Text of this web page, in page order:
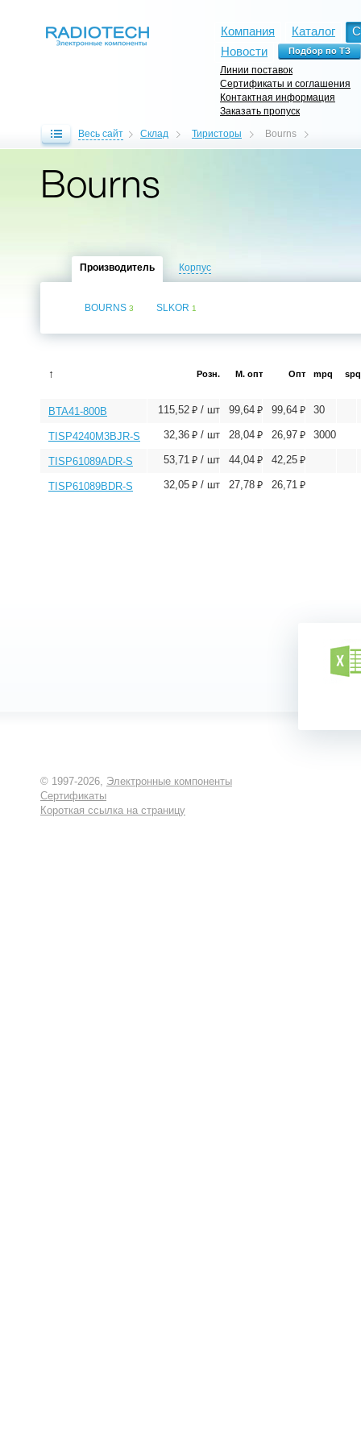
Компания Каталог
Новости
Линии поставок
Сертификаты и соглашения
Контактная информация
Заказать пропуск
Весь сайт Склад Тиристоры Bourns
Bourns
Производитель Корпус
BOURNS 3 SLKOR 1
↑ Розн. М. опт Опт mpq spq
BTA41-800B 115,52 ⃏ / шт 99,64 ⃏ 99,64 ⃏ 30
TISP4240M3BJR-S 32,36 ⃏ / шт 28,04 ⃏ 26,97 ⃏ 3000
TISP61089ADR-S 53,71 ⃏ / шт 44,04 ⃏ 42,25 ⃏
TISP61089BDR-S 32,05 ⃏ / шт 27,78 ⃏ 26,71 ⃏
© 1997-2026, Электронные компоненты
Сертификаты
Короткая ссылка на страницу